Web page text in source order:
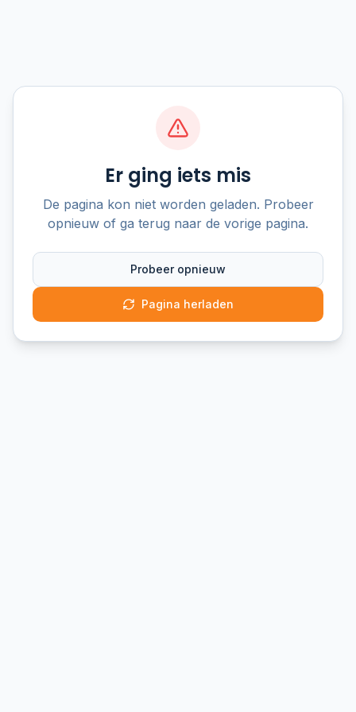
Er ging iets mis
De pagina kon niet worden geladen. Probeer
opnieuw of ga terug naar de vorige pagina.
Probeer opnieuw
Pagina herladen